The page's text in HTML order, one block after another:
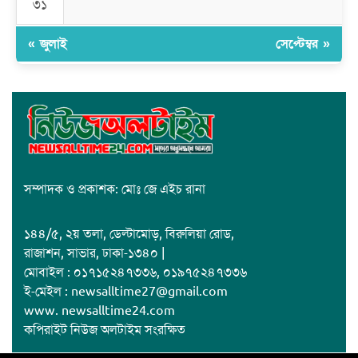
৩১
« জুলাই সেপ্টেম্বর »
সম্পাদক ও প্রকাশক: মোঃ জে এইচ রানা
১৪৪/৫, ২য় তলা, ডেল্টামোড়, বিরুলিয়া রোড,
রাজাশন, সাভার, ঢাকা-১৩৪০ |
মোবাইল : ০১৭১৫২৪৭৩৩৬, ০১৯৭৫২৪৭৩৩৬
ই-মেইল : newsalltime27@gmail.com
www. newsalltime24.com
কপিরাইট নিউজ অলটাইম সংরক্ষিত